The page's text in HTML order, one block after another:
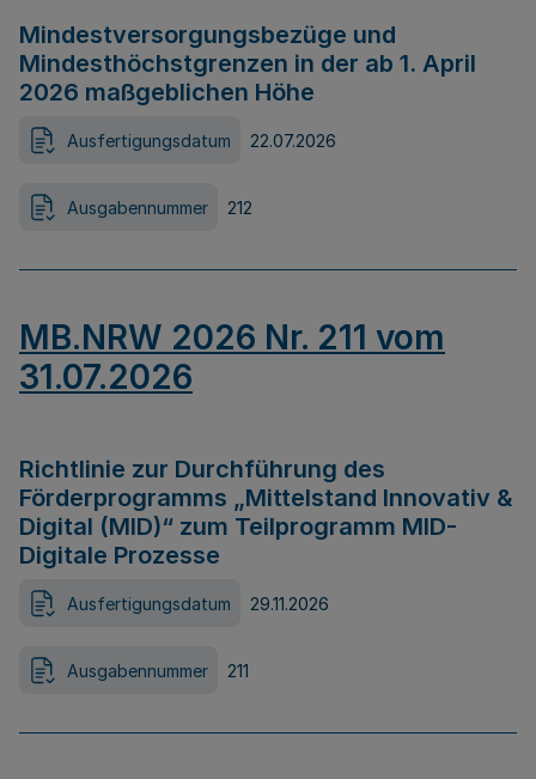
Mindestversorgungsbezüge und
Mindesthöchstgrenzen in der ab 1. April
2026 maßgeblichen Höhe
Ausfertigungsdatum 22.07.2026
Ausgabennummer 212
MB.NRW 2026 Nr. 211 vom
31.07.2026
Richtlinie zur Durchführung des
Förderprogramms „Mittelstand Innovativ &
Digital (MID)“ zum Teilprogramm MID-
Digitale Prozesse
Ausfertigungsdatum 29.11.2026
Ausgabennummer 211